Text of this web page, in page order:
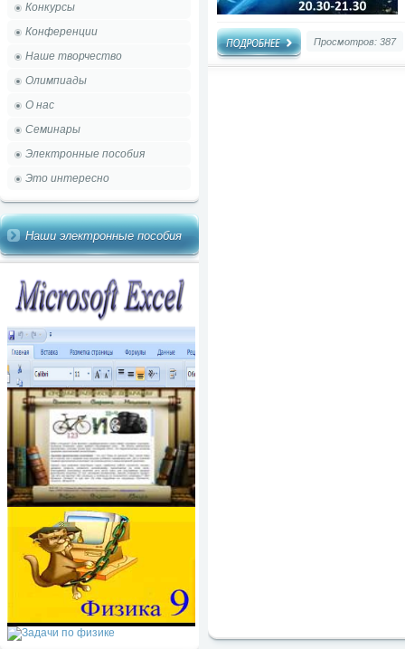
Конкурсы
Конференции
Наше творчество
Олимпиады
О нас
Семинары
Электронные пособия
Это интересно
Наши электронные пособия
Просмотров: 387